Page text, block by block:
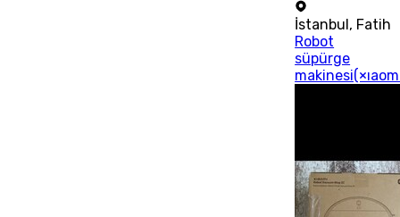
İstanbul, Fatih
Robot
süpürge